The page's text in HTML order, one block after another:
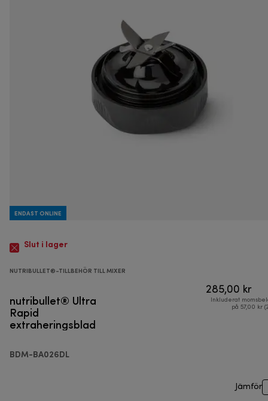
ENDAST ONLINE
Slut i lager
NUTRIBULLET®-TILLBEHÖR TILL MIXER
nutribullet® Ultra
Rapid
extraheringsblad
BDM-BA026DL
285,00 kr
Inkluderat
på 57,00 kr
Jämför